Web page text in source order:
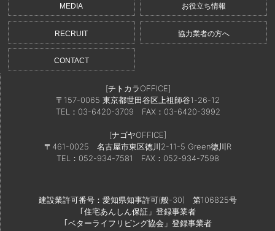
MEDIA お役立ち情報
RECRUIT 協力業者の方へ
CONTACT
[チトカラOFFICE]
〒157-0065 東京都世田谷区上祖師谷1-26-12
TEL：03-6420-3709 FAX：03-6420-3992
[ナゴヤOFFICE]
〒461-0025 名古屋市東区徳川2-11-5 Green徳川R
TEL：052-934-7581
FAX：052-934-7598
建設業許可番号：愛知県知事許可(般-30) 第106825号
｢住宅あんしん保証」登録事業者
｢ベターライフリビング協会」登録事業者